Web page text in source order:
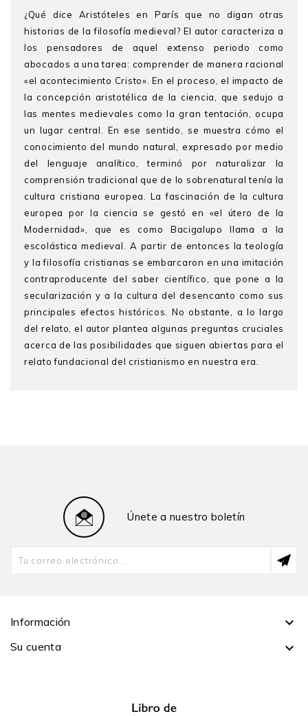
¿Qué dice Aristóteles en París que no digan otras
historias de la filosofía medieval? El autor caracteriza a
los pensadores de aquel extenso periodo como
abocados a una tarea: comprender de manera racional
«el acontecimiento Cristo». En el proceso, el impacto de
la concepción aristotélica de la ciencia, que sedujo a
las mentes medievales como la gran tentación, ocupa
un lugar central. En ese sentido, se muestra cómo el
conocimiento del mundo natural, expresado por medio
del lenguaje analítico, terminó por naturalizar la
comprensión tradicional que de lo sobrenatural tenía la
cultura cristiana europea. La fascinación de la cultura
europea por la ciencia se gestó en «el útero de la
Modernidad», que es como Bacigalupo llama a la
escolástica medieval. A partir de entonces la teología
y la filosofía cristianas se embarcaron en una imitación
contraproducente del saber científico, que pone a la
secularización y a la cultura del desencanto como sus
principales efectos históricos. No obstante, a lo largo
del relato, el autor plantea algunas preguntas cruciales
acerca de las posibilidades que siguen abiertas para el
relato fundacional del cristianismo en nuestra era.
Iberoamérica, 1549-1773 (2007). Es autor de artículos
de filosofía medieval y filosofía de la religión en
publicaciones y revistas nacionales e internacionales.
Únete a nuestro boletín
Información 
Su cuenta 